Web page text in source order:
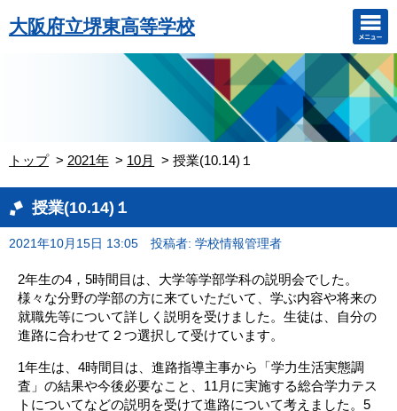
大阪府立堺東高等学校
トップ 2021年 10月 授業(10.14)１
授業(10.14)１
2021年10月15日 13:05 投稿者: 学校情報管理者
2年生の4，5時間目は、大学等学部学科の説明会でした。
様々な分野の学部の方に来ていただいて、学ぶ内容や将来の
就職先等について詳しく説明を受けました。生徒は、自分の
進路に合わせて２つ選択して受けています。
1年生は、4時間目は、進路指導主事から「学力生活実態調
査」の結果や今後必要なこと、11月に実施する総合学力テス
トについてなどの説明を受けて進路について考えました。5